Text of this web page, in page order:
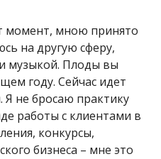
момент, мною принято
на другую сферу,
музыкой. Плоды вы
году. Сейчас идет
Я не бросаю практику
работы с клиентами в
конкурсы,
бизнеса – мне это